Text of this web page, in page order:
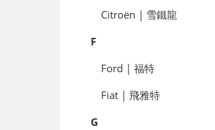
Citroën | 雪鐵龍
F
Ford | 福特
Fiat | 飛雅特
G